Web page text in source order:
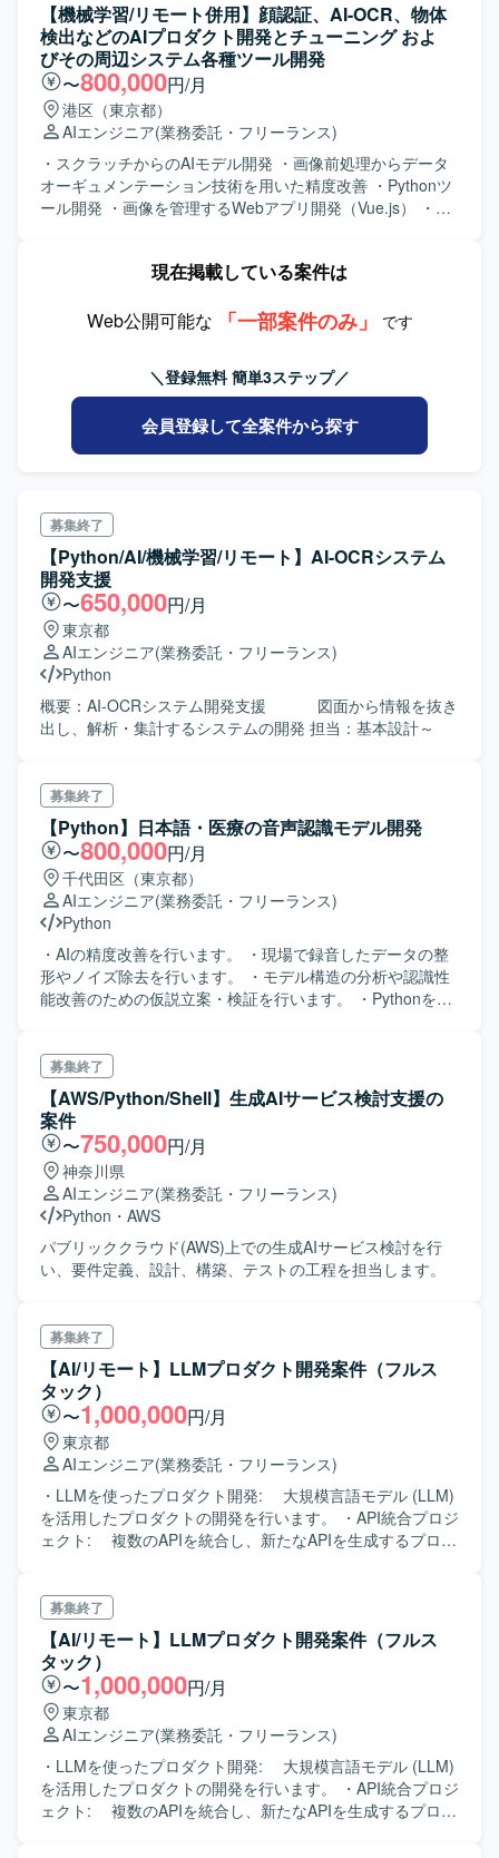
【機械学習/リモート併用】顔認証、AI-OCR、物体
検出などのAIプロダクト開発とチューニング およ
びその周辺システム各種ツール開発
〜800,000円/月
港区（東京都）
AIエンジニア(業務委託・フリーランス)
・スクラッチからのAIモデル開発 ・画像前処理からデータ
オーギュメンテーション技術を用いた精度改善 ・Pythonツ
ール開発 ・画像を管理するWebアプリ開発（Vue.js） ・サ
現在掲載している案件は
Web公開可能な
「一部案件のみ」 です
＼登録無料 簡単3ステップ／
会員登録して全案件から探す
募集終了
【Python/AI/機械学習/リモート】AI-OCRシステム
開発支援
〜650,000円/月
東京都
AIエンジニア(業務委託・フリーランス)
Python
概要：AI-OCRシステム開発支援 図面から情報を抜き
出し、解析・集計するシステムの開発 担当：基本設計～
募集終了
【Python】日本語・医療の音声認識モデル開発
〜800,000円/月
千代田区（東京都）
AIエンジニア(業務委託・フリーランス)
Python
・AIの精度改善を行います。 ・現場で録音したデータの整
形やノイズ除去を行います。 ・モデル構造の分析や認識性
能改善のための仮説立案・検証を行います。 ・Pythonを用
ス上での推論を想定した最適化・高速化処理を行います。
・実験管理、結果のレポーティング、チーム内での共有を
行います。
募集終了
【AWS/Python/Shell】生成AIサービス検討支援の
案件
〜750,000円/月
神奈川県
AIエンジニア(業務委託・フリーランス)
Python ・ AWS
パブリッククラウド(AWS)上での生成AIサービス検討を行
い、要件定義、設計、構築、テストの工程を担当します。
募集終了
【AI/リモート】LLMプロダクト開発案件（フルス
タック）
〜1,000,000円/月
東京都
AIエンジニア(業務委託・フリーランス)
・LLMを使ったプロダクト開発: 大規模言語モデル (LLM)
を活用したプロダクトの開発を行います。 ・API統合プロジ
ェクト: 複数のAPIを統合し、新たなAPIを生成するプロジ
プリケーション開発: TypeScript、Next.jsなどを用いた
Webアプリケーションの作業を行います。 開発環境： フロ
ントエンド: TypeScript, Next.js, React バックエンド:
Python インフラ : GCP, GPU cloud Services 開発ツール :
Slack, Confluence, Jira, Google Workspace, Github 作業環
境： Mac (Appleシリコン) Github Copilotと社内GPT利用可
能
募集終了
【AI/リモート】LLMプロダクト開発案件（フルス
タック）
〜1,000,000円/月
東京都
AIエンジニア(業務委託・フリーランス)
・LLMを使ったプロダクト開発: 大規模言語モデル (LLM)
を活用したプロダクトの開発を行います。 ・API統合プロジ
ェクト: 複数のAPIを統合し、新たなAPIを生成するプロジ